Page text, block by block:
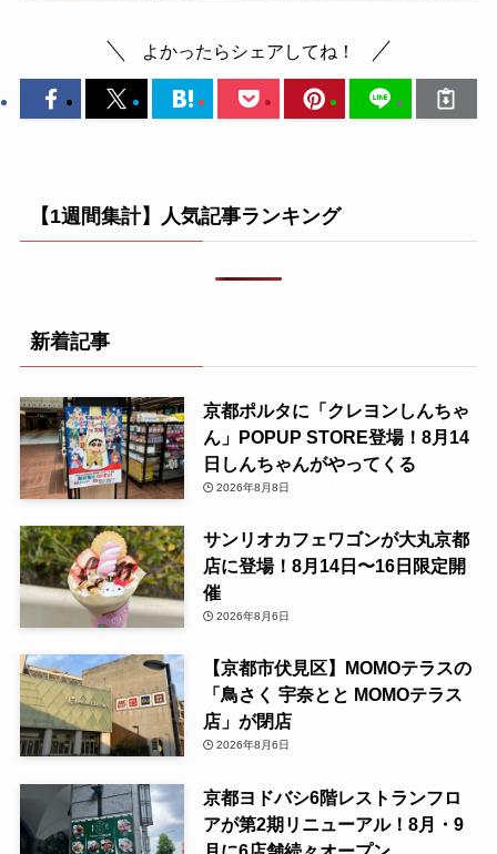
よかったらシェアしてね！
【1週間集計】人気記事ランキング
新着記事
京都ポルタに「クレヨンしんちゃ
ん」POPUP STORE登場！8月14
日しんちゃんがやってくる
2026年8月8日
サンリオカフェワゴンが大丸京都
店に登場！8月14日〜16日限定開
催
2026年8月6日
【京都市伏見区】MOMOテラスの
「鳥さく 宇奈とと MOMOテラス
店」が閉店
2026年8月6日
京都ヨドバシ6階レストランフロ
アが第2期リニューアル！8月・9